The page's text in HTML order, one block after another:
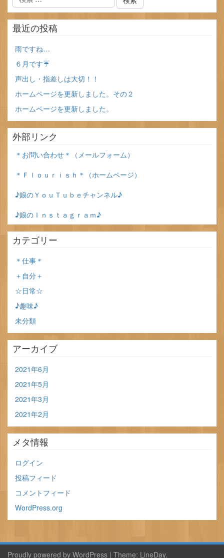
最近の投稿
雨ですね…
６月です☔
声出し・指差しは大切！！
ホームページを更新しました。その２
ホームページを更新しました。
外部リンク
＊お問い合わせ＊（メールフォーム）
＊Ｆｌｏｕｒｉｓｈ＊（ホームページ）
♪娘のＹｏｕＴｕｂｅチャンネル♪
♪娘のＩｎｓｔａｇｒａｍ♪
カテゴリー
＊仕事＊
＋自分＋
☆日常☆
♪趣味♪
未分類
アーカイブ
2021年6月
2021年5月
2021年3月
2021年2月
メタ情報
ログイン
投稿フィード
コメントフィード
WordPress.org
Proudly powered by WordPress | Theme: LineDay.